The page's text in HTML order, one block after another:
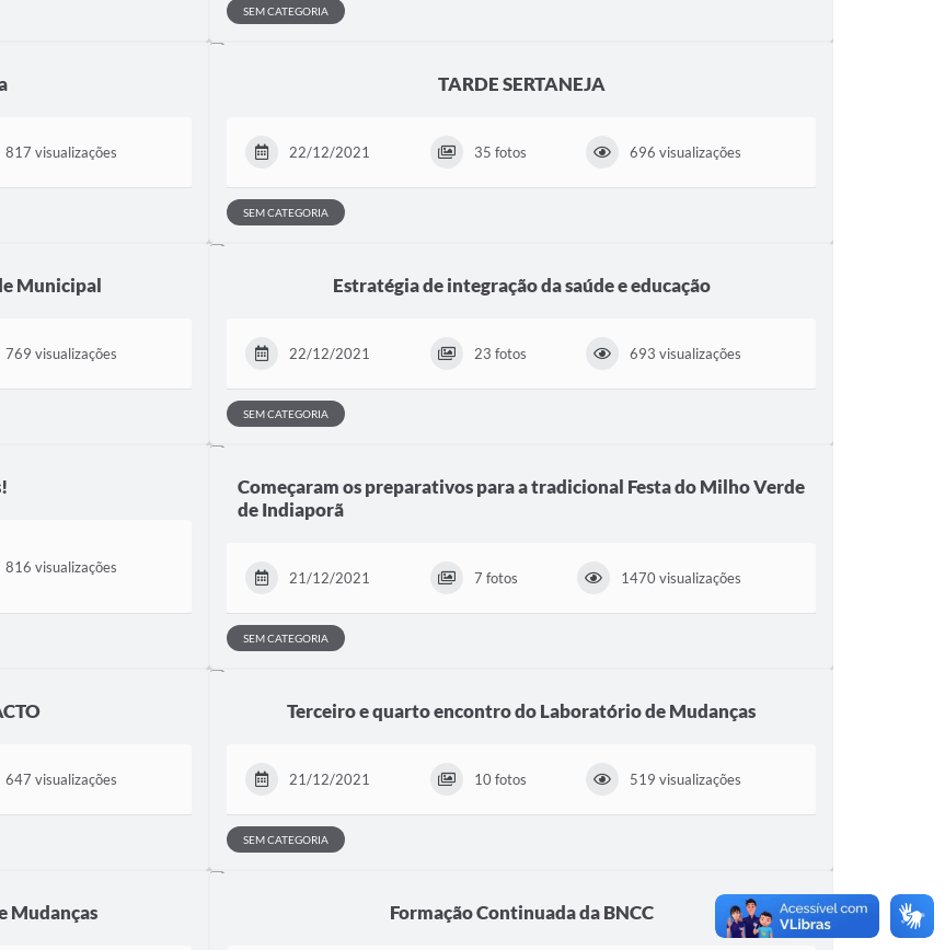
SEM CATEGORIA
817 visualizações
TARDE SERTANEJA
22/12/2021 35 fotos 696 visualizações
SEM CATEGORIA
Municipal
769 visualizações
Estratégia de integração da saúde e educação
22/12/2021 23 fotos 693 visualizações
SEM CATEGORIA
816 visualizações
Começaram os preparativos para a tradicional Festa do Milho Verde
de Indiaporã
21/12/2021 7 fotos 1470 visualizações
SEM CATEGORIA
647 visualizações
Terceiro e quarto encontro do Laboratório de Mudanças
21/12/2021 10 fotos 519 visualizações
SEM CATEGORIA
Mudanças Formação Continuada da BNCC